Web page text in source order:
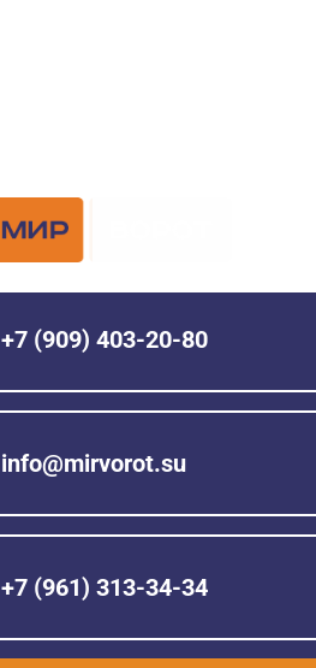
+7 (909) 403-20-80
info@mirvorot.su
+7 (961) 313-34-34